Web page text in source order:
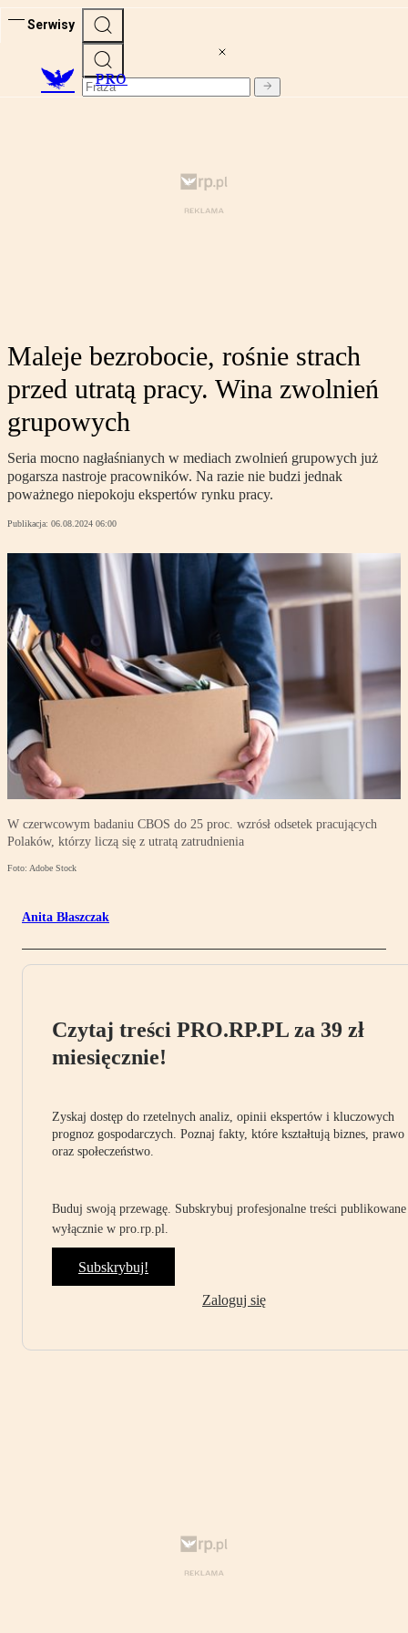
Serwisy
PRO
Maleje bezrobocie, rośnie strach
przed utratą pracy. Wina zwolnień
grupowych
Seria mocno nagłaśnianych w mediach zwolnień grupowych już
pogarsza nastroje pracowników. Na razie nie budzi jednak
poważnego niepokoju ekspertów rynku pracy.
Publikacja: 06.08.2024 06:00
W czerwcowym badaniu CBOS do 25 proc. wzrósł odsetek pracujących
Polaków, którzy liczą się z utratą zatrudnienia
Foto: Adobe Stock
Anita Błaszczak
Czytaj treści PRO.RP.PL za 39 zł
miesięcznie!
Zyskaj dostęp do rzetelnych analiz, opinii ekspertów i kluczowych
prognoz gospodarczych. Poznaj fakty, które kształtują biznes, prawo
oraz społeczeństwo.
Buduj swoją przewagę. Subskrybuj profesjonalne treści publikowane
wyłącznie w pro.rp.pl.
Subskrybuj!
Zaloguj się